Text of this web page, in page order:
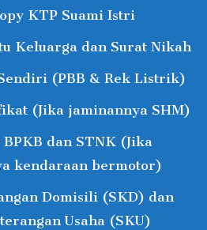
KTP Suami Istri
Keluarga dan Surat Nikah
(PBB & Rek Listrik)
(Jika jaminannya SHM)
BPKB dan STNK (Jika
kendaraan bermotor)
Domisili (SKD) dan
Usaha (SKU)